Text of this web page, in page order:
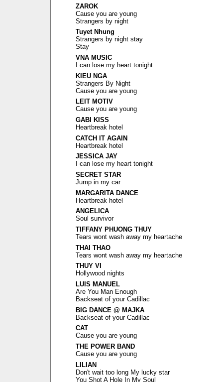
ZAROK
Cause you are young
Strangers by night
Tuyet Nhung
Strangers by night stay
Stay
VNA MUSIC
I can lose my heart tonight
KIEU NGA
Strangers By Night
Cause you are young
LEIT MOTIV
Cause you are young
GABI KISS
Heartbreak hotel
CATCH IT AGAIN
Heartbreak hotel
JESSICA JAY
I can lose my heart tonight
SECRET STAR
Jump in my car
MARGARITA DANCE
Heartbreak hotel
ANGELICA
Soul survivor
TIFFANY PHUONG THUY
Tears wont wash away my heartache
THAI THAO
Tears wont wash away my heartache
THUY VI
Hollywood nights
LUIS MANUEL
Are You Man Enough
Backseat of your Cadillac
BIG DANCE @ MAJKA
Backseat of your Cadillac
CAT
Cause you are young
THE POWER BAND
Cause you are young
LILIAN
Don't wait too long My lucky star
You Shot A Hole In My Soul